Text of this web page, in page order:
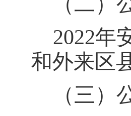
2022年
和外来区
（三